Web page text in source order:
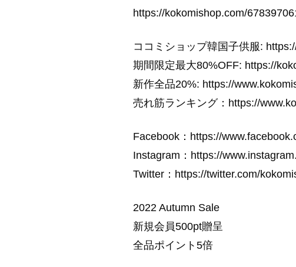
https://kokomishop.com/
ココミショップ韓国子供服:
期間限定最大80%OFF: https://
新作全品20%: https://
売れ筋ランキング：https://
Facebook：https://
Instagram：https://
Twitter：https://twitter.com/
2022 Autumn Sale
新規会員500pt贈呈
全品ポイント5倍